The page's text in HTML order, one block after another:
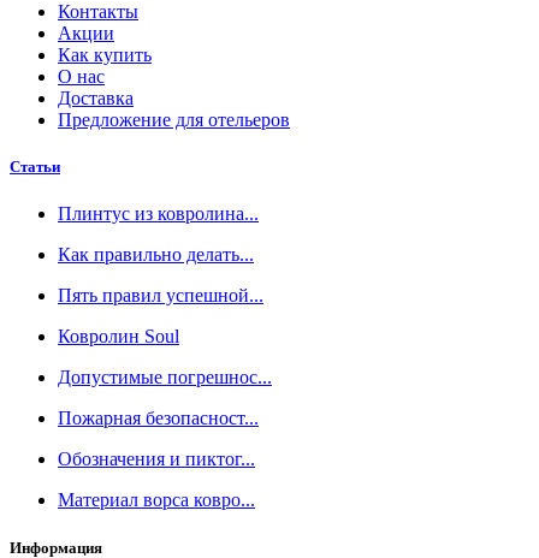
Контакты
Акции
Как купить
О нас
Доставка
Предложение для отельеров
Статьи
Плинтус из ковролина...
Как правильно делать...
Пять правил успешной...
Ковролин Soul
Допустимые погрешнос...
Пожарная безопасност...
Обозначения и пиктог...
Материал ворса ковро...
Информация